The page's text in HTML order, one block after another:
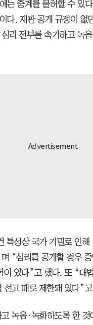
는 중계를 불허할 수 있
다. 재판 공개 규정이 없
리 전부를 속기하고 녹
특성상 국가 기밀로 인
“심리를 공개할 경우
이 있다”고 했다. 또 “대
선고 때로 제한돼 있다”
녹음·녹화하도록 한